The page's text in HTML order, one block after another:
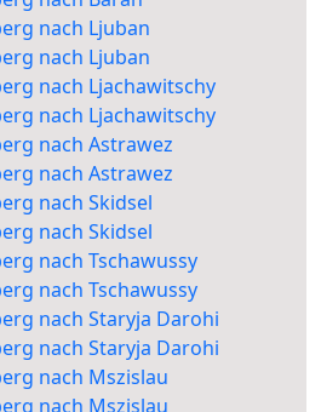
nach Ljuban
nach Ljuban
nach Ljachawitschy
nach Ljachawitschy
nach Astrawez
nach Astrawez
nach Skidsel
nach Skidsel
nach Tschawussy
nach Tschawussy
nach Staryja Darohi
nach Staryja Darohi
nach Mszislau
nach Mszislau